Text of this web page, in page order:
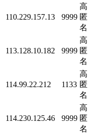
110.229.157.13 9999
高
匿
名
113.128.10.182 9999
高
匿
名
114.99.22.212 1133
高
匿
名
114.230.125.46 9999
高
匿
名